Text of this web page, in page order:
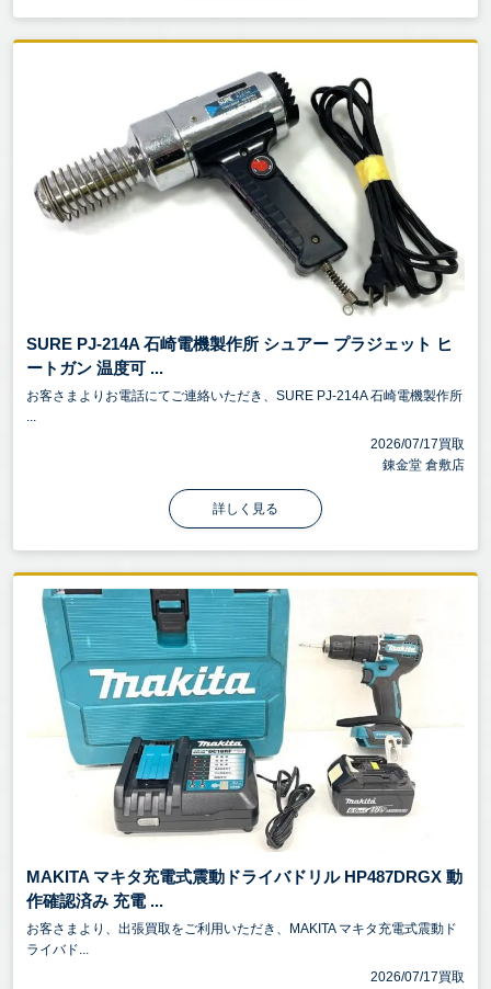
SURE PJ-214A 石崎電機製作所 シュアー プラジェット ヒ
ートガン 温度可 ...
お客さまよりお電話にてご連絡いただき、SURE PJ-214A 石崎電機製作所
...
2026/07/17買取
錬金堂 倉敷店
詳しく見る
MAKITA マキタ充電式震動ドライバドリル HP487DRGX 動
作確認済み 充電 ...
お客さまより、出張買取をご利用いただき、MAKITA マキタ充電式震動ド
ライバド...
2026/07/17買取